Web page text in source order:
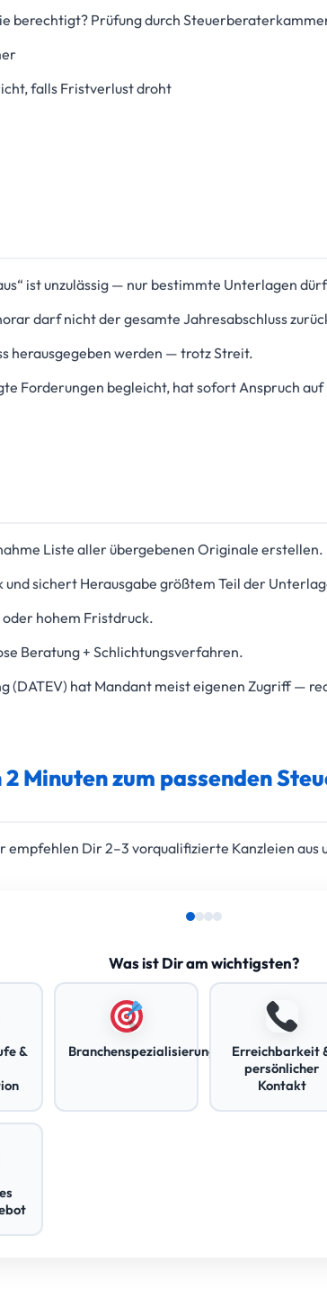
berechtigt? Prüfung durch
falls Fristverlust droht
ist unzulässig — nur bestimmte Unterlagen
darf nicht der gesamte Jahresabschluss
herausgegeben werden — trotz Streit.
Forderungen begleicht, hat sofort Anspruch auf
Liste aller übergebenen Originale erstellen.
und sichert Herausgabe größtem Teil der
hohem Fristdruck.
Beratung + Schlichtungsverfahren.
(DATEV) hat Mandant meist eigenen Zugriff —
2 Minuten zum passenden
Dir 2–3 vorqualifizierte Kanzleien aus
Was ist Dir am wichtigsten?
&
Branchenspezialisierung
Erreichbarkeit
persönlicher
Kontakt